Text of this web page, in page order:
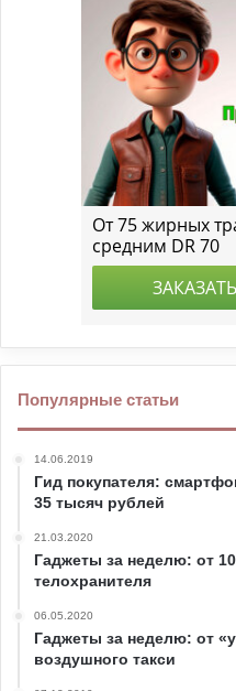
Популярные статьи
14.06.2019
Гид покупателя:
35 тысяч рублей
21.03.2020
Гаджеты за неделю: от
телохранителя
06.05.2020
Гаджеты за неделю: от
воздушного такси